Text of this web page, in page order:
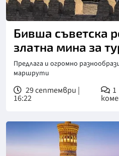
Бивша съветска
златна мина за
Предлага и огромно
маршрути
29 септември |
16:22
1